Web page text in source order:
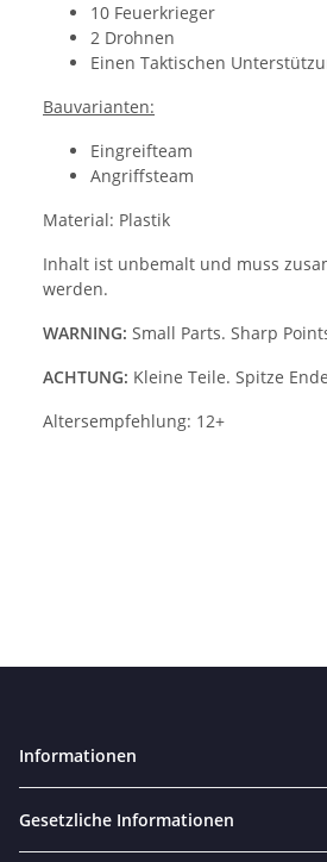
10 Feuerkrieger
2 Drohnen
Einen Taktischen
Bauvarianten:
Eingreifteam
Angriffsteam
Material: Plastik
Inhalt ist unbemalt und muss
werden.
WARNING: Small Parts. Sharp
ACHTUNG: Kleine Teile. Spitze
Altersempfehlung: 12+
Informationen
Gesetzliche Informationen